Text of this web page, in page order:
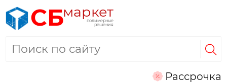
СБмаркет
полимерные
решения
Рассрочка